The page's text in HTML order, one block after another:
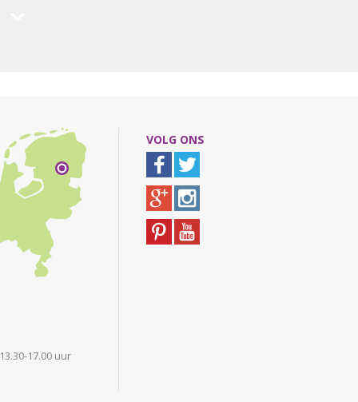
17.00 uur
VOLG ONS